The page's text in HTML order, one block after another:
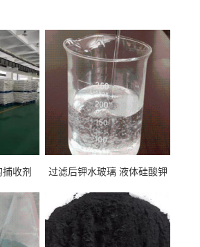
收剂 过滤后钾水玻璃 液体硅酸钾